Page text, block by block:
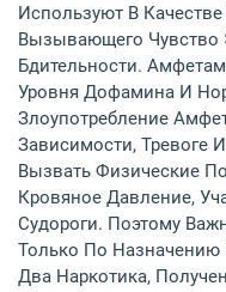
Используют В
Вызывающего
Бдительности.
Уровня Дофамина И
Злоупотребление
Зависимости, Тревоге
Вызвать Физические
Кровяное Давление,
Судороги. Поэтому
Только По
Два Наркотика,